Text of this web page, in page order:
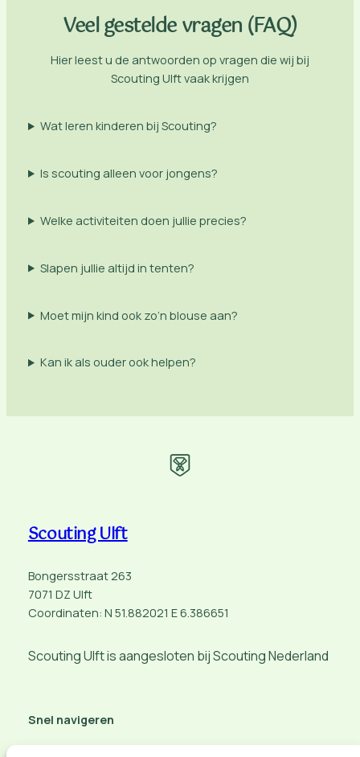
Veel gestelde vragen (FAQ)
Hier leest u de antwoorden op vragen die wij bij
Scouting Ulft vaak krijgen
Wat leren kinderen bij Scouting?
Is scouting alleen voor jongens?
Welke activiteiten doen jullie precies?
Slapen jullie altijd in tenten?
Moet mijn kind ook zo’n blouse aan?
Kan ik als ouder ook helpen?
Scouting Ulft
Bongersstraat 263
7071 DZ Ulft
Coordinaten: N 51.882021 E 6.386651
Scouting Ulft is aangesloten bij Scouting Nederland
Snel navigeren